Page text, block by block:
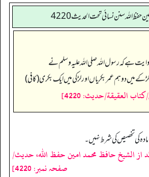
حفظ الله سنن نسائي تحت الحديث4220
ہے کہ رسول اللہ صلی اللہ علیہ وسلم نے
میں دو ہم عمر بکریاں اور لڑکی میں ایک بکری (کافی)
العقيقة/حدیث: 4220]
مادہ کی تخصیص کی شرط نہیں۔
از الشیخ حافظ محمد امین حفظ اللہ، حدیث/
صفحہ نمبر: 4220]